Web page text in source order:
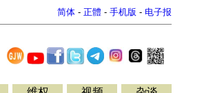
简体 - 正體 - 手机版 - 电子报